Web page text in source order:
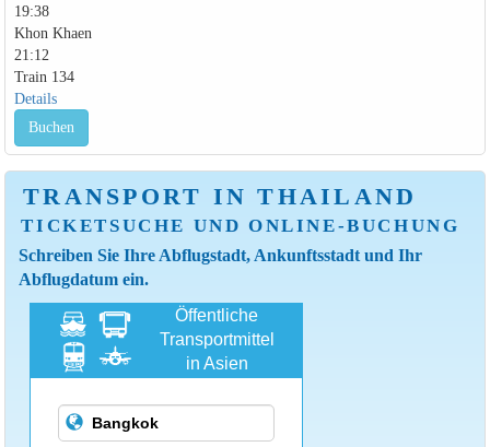
19:38
Khon Khaen
21:12
Train 134
Details
Buchen
TRANSPORT IN THAILAND
TICKETSUCHE UND ONLINE-BUCHUNG
Schreiben Sie Ihre Abflugstadt, Ankunftsstadt und Ihr
Abflugdatum ein.
Öffentliche
Transportmittel
in Asien